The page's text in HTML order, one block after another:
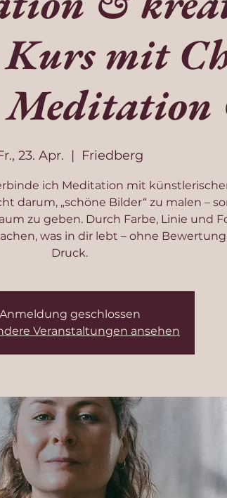
mit
23. Apr.
  |
Friedberg
ich Meditation mit
darum, „schöne Bilder“ zu malen –
zu geben. Durch Farbe, Linie und
was in dir lebt – ohne
Druck.
Anmeldung geschlossen
Veranstaltungen ansehen